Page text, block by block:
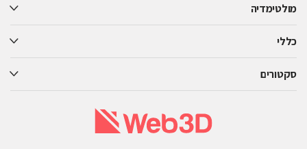
מולטימדיה
כללי
סקטורים